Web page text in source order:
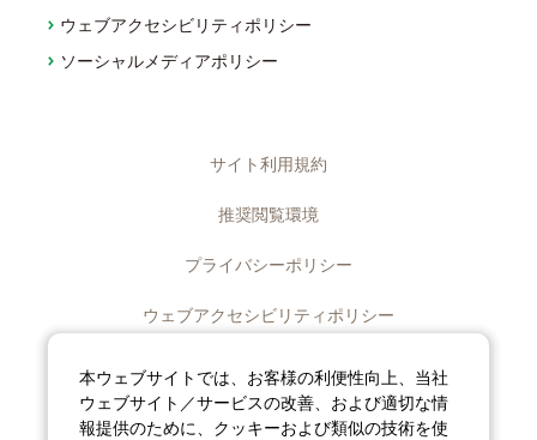
ウェブアクセシビリティポリシー
ソーシャルメディアポリシー
サイト利用規約
推奨閲覧環境
プライバシーポリシー
ウェブアクセシビリティポリシー
ディスクロージャーポリシー
ソーシャルメディアポリシー
本ウェブサイトでは、お客様の利便性向上、当社
ウェブサイト／サービスの改善、および適切な情
報提供のために、クッキーおよび類似の技術を使